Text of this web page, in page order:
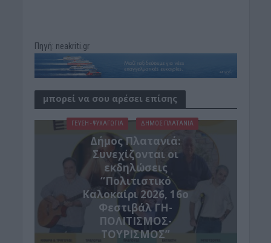
Πηγή: neakriti.gr
μπορεί να σου αρέσει επίσης
ΓΕΎΣΗ - ΨΥΧΑΓΩΓΊΑ ΔΉΜΟΣ ΠΛΑΤΑΝΙΆ
Δήμος Πλατανιά:
Συνεχίζονται οι
εκδηλώσεις
“Πολιτιστικό
Καλοκαίρι 2026, 16ο
Φεστιβάλ ΓΗ-
ΠΟΛΙΤΙΣΜΟΣ-
ΤΟΥΡΙΣΜΟΣ”